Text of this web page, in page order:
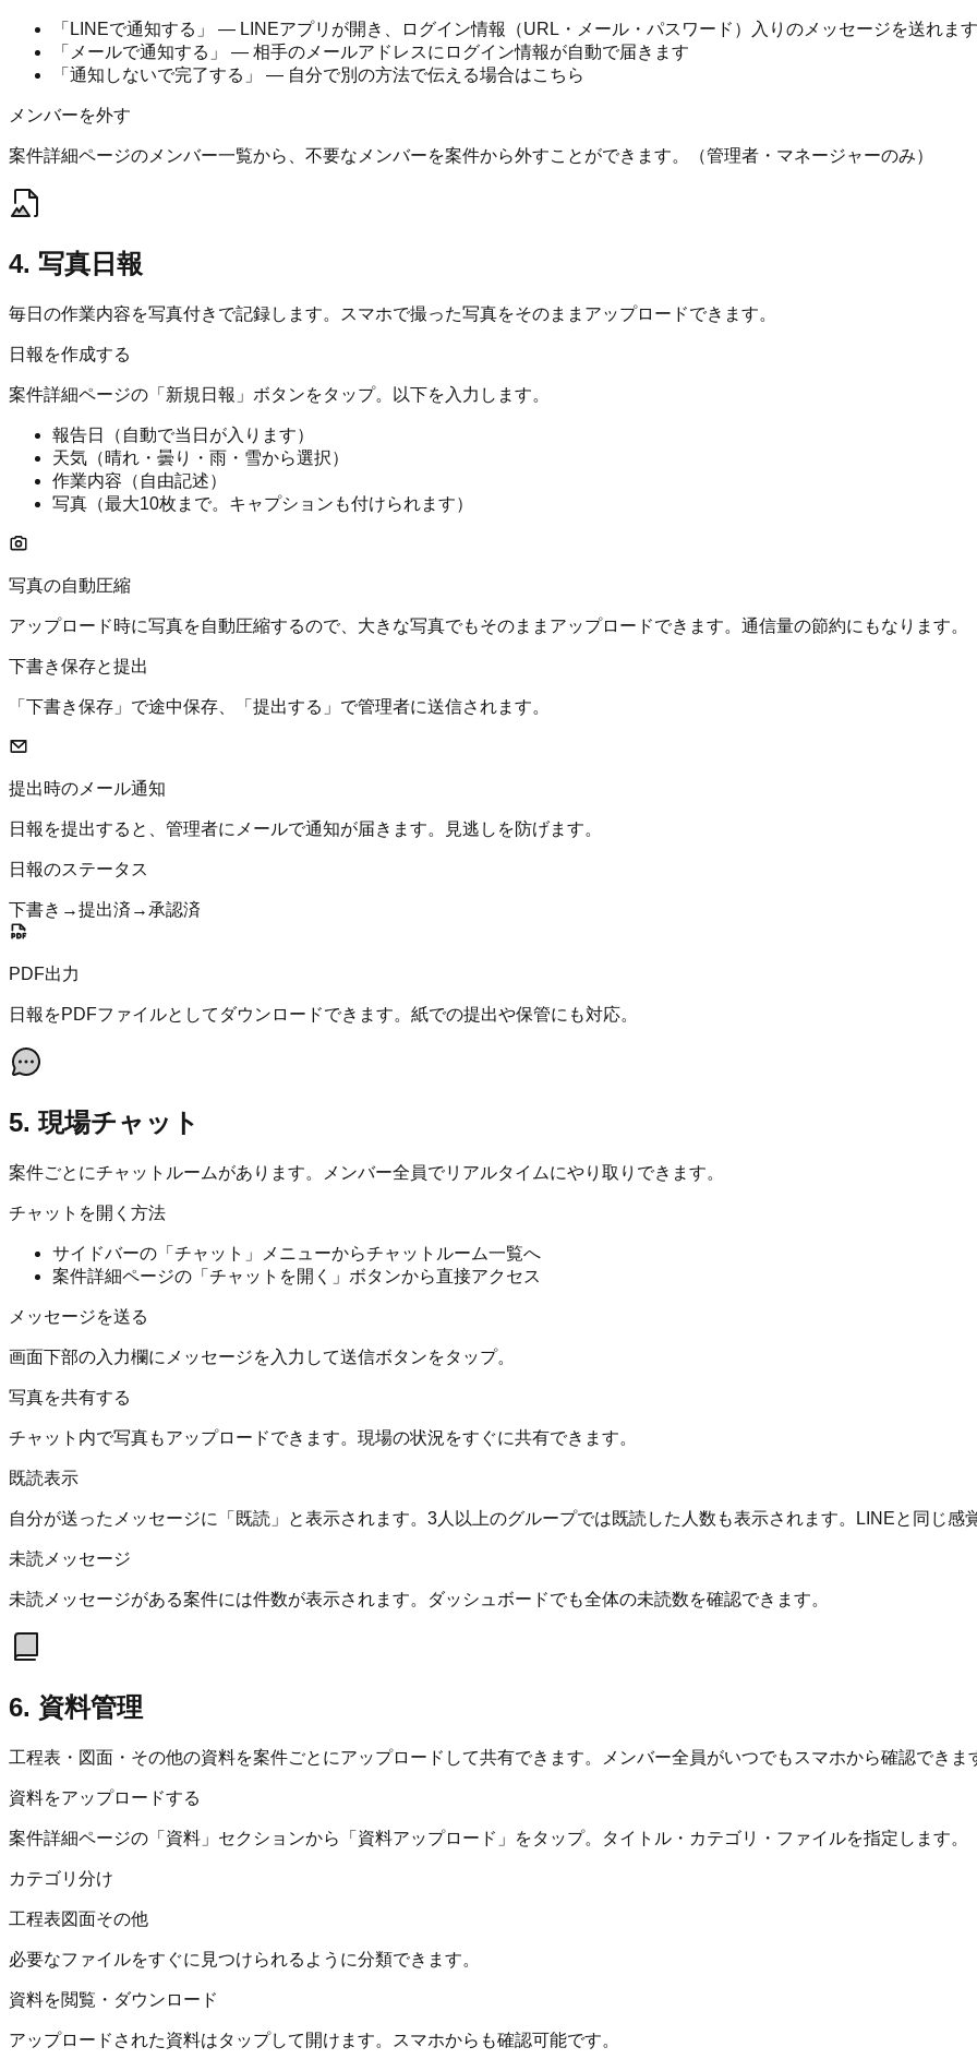
「LINEで通知する」
— LINEアプリが開き、ログイン情報（URL・メール・パスワード）入りのメッセージを送れます
「メールで通知する」
— 相手のメールアドレスにログイン情報が自動で届きます
「通知しないで完了する」
— 自分で別の方法で伝える場合はこちら
メンバーを外す
案件詳細ページのメンバー一覧から、不要なメンバーを案件から外すことができます。（管理者・マネージャーのみ）
4. 写真日報
毎日の作業内容を写真付きで記録します。スマホで撮った写真をそのままアップロードできます。
日報を作成する
案件詳細ページの「新規日報」ボタンをタップ。以下を入力します。
報告日（自動で当日が入ります）
天気（晴れ・曇り・雨・雪から選択）
作業内容（自由記述）
写真（最大10枚まで。キャプションも付けられます）
写真の自動圧縮
アップロード時に写真を自動圧縮するので、大きな写真でもそのままアップロードできます。通信量の節約にもなります。
下書き保存と提出
「下書き保存」で途中保存、「提出する」で管理者に送信されます。
提出時のメール通知
日報を提出すると、管理者にメールで通知が届きます。見逃しを防げます。
日報のステータス
下書き →提出済 → 承認済
PDF出力
日報をPDFファイルとしてダウンロードできます。紙での提出や保管にも対応。
5. 現場チャット
案件ごとにチャットルームがあります。メンバー全員でリアルタイムにやり取りできます。
チャットを開く方法
サイドバーの「チャット」メニューからチャットルーム一覧へ
案件詳細ページの「チャットを開く」ボタンから直接アクセス
メッセージを送る
画面下部の入力欄にメッセージを入力して送信ボタンをタップ。
写真を共有する
チャット内で写真もアップロードできます。現場の状況をすぐに共有できます。
既読表示
自分が送ったメッセージに「既読」と表示されます。3人以上のグループでは既読した人数も表示されます。LINEと同じ感
未読メッセージ
未読メッセージがある案件には件数が表示されます。ダッシュボードでも全体の未読数を確認できます。
6. 資料管理
工程表・図面・その他の資料を案件ごとにアップロードして共有できます。メンバー全員がいつでもスマホから確認できま
資料をアップロードする
案件詳細ページの「資料」セクションから「資料アップロード」をタップ。タイトル・カテゴリ・ファイルを指定します。
カテゴリ分け
工程表図面その他
必要なファイルをすぐに見つけられるように分類できます。
資料を閲覧・ダウンロード
アップロードされた資料はタップして開けます。スマホからも確認可能です。